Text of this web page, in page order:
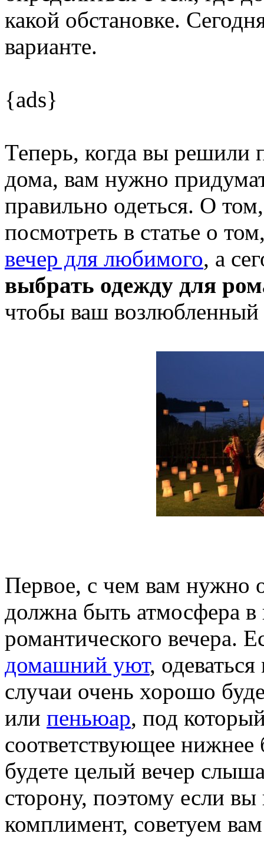
какой обстановке.
варианте.
{ads}
Теперь, когда вы
дома, вам нужно
правильно одеться. О
посмотреть в статье о
вечер для любимого, а
выбрать одежду для
чтобы ваш возлюбленный
Первое, с чем вам нужно
должна быть атмосфера
романтического вечера.
домашний уют,
случаи очень хорошо
или пеньюар, под
соответствующее
будете целый вечер
сторону, поэтому если вы
комплимент, советуем